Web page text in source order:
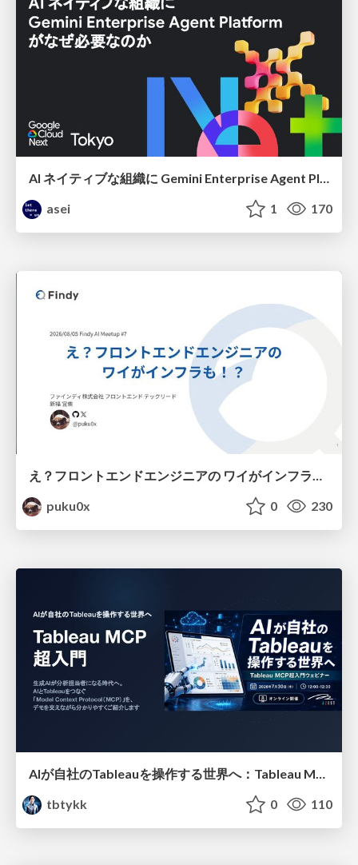
AI ネイティブな組織に Gemini Enterprise Agent Platform がなぜ必要なのか
asei
1 170
え？フロントエンドエンジニアの ワイがインフラも！？
puku0x
0 230
tbtykk
0 110